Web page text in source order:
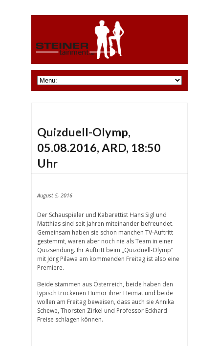
Quizduell-Olymp,
05.08.2016, ARD, 18:50
Uhr
August 5, 2016
Der Schauspieler und Kabarettist Hans Sigl und
Matthias sind seit Jahren miteinander befreundet.
Gemeinsam haben sie schon manchen TV-Auftritt
gestemmt, waren aber noch nie als Team in einer
Quizsendung. Ihr Auftritt beim „Quizduell-Olymp“
mit Jörg Pilawa am kommenden Freitag ist also eine
Premiere.
Beide stammen aus Österreich, beide haben den
typisch trockenen Humor ihrer Heimat und beide
wollen am Freitag beweisen, dass auch sie Annika
Schewe, Thorsten Zirkel und Professor Eckhard
Freise schlagen können.